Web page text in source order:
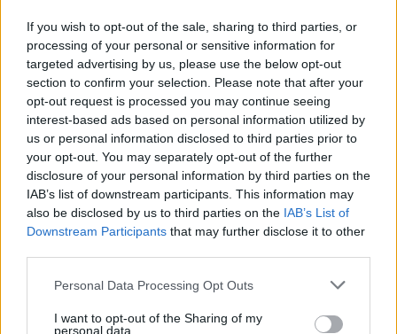
If you wish to opt-out of the sale, sharing to third parties, or
processing of your personal or sensitive information for
targeted advertising by us, please use the below opt-out
section to confirm your selection. Please note that after your
opt-out request is processed you may continue seeing
interest-based ads based on personal information utilized by
us or personal information disclosed to third parties prior to
your opt-out. You may separately opt-out of the further
disclosure of your personal information by third parties on the
IAB’s list of downstream participants. This information may
also be disclosed by us to third parties on the IAB’s List of
Downstream Participants that may further disclose it to other
Please note that this website/app uses one or more Google
not limited to your visit or usage behaviour. You may click to
Personal Data Processing Opt Outs
I want to opt-out of the Sharing of my
personal data.
Στην ίδια συνέντευξη, ο κ. Γαβρόγλου αναφέρεται και
στο θέμα τωνπροσλήψεων, τονίζοντας ότι
αναπληρωτές εκπαιδευτικοίχρειάζονται ανεξάρτητα
από τις μόνιμες προσλήψεις.
«Από αυτό όμως δεν συνάγεται ότι δεν θα γίνουν μόνιμοι
διορισμοί μέχρι το 2020. Οι μόνιμοι διορισμοί
παραμένουν σταθερός στόχος του υπουργείου και
εξετάζουμε τρόπους να τους πραγματοποιήσουμε.
πολιτική